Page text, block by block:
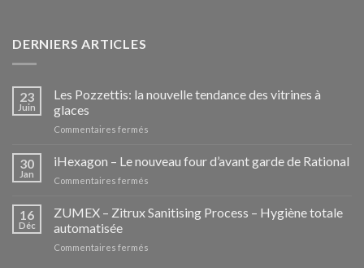
DERNIERS ARTICLES
23
Juin
Les Pozzettis: la nouvelle tendance des vitrines à
glaces
Commentaires fermés
Pozzettis:
la
des
30
Jan
iHexagon – Le nouveau four d’avant garde de Rational
Commentaires fermés
–
Le
16
Déc
ZUMEX – Zitrux Sanitising Process – Hygiène totale
automatisée
Commentaires fermés